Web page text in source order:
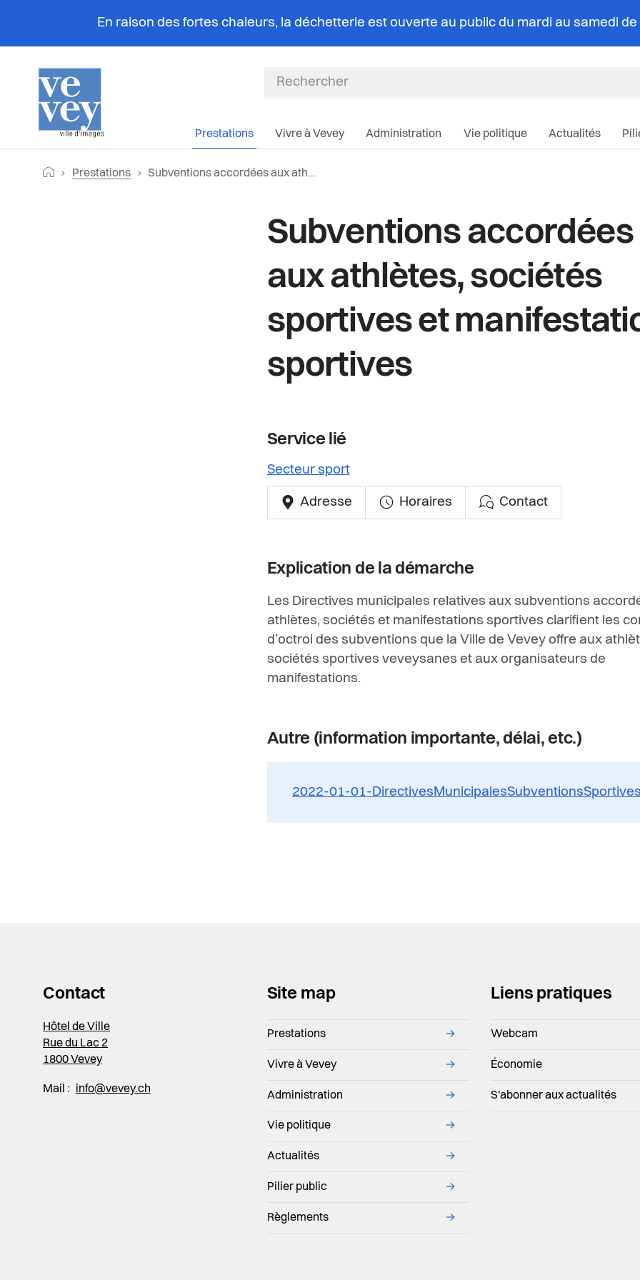
En raison des fortes chaleurs, la déchetterie est ouverte au public du mardi au samedi de
Prestations Vivre à Vevey Administration Vie politique Actualités
FilRetourner vers la page d'accueil
Prestations Page actuelle:
Subventions accordées aux athlètes, sociétés sportives et manifestations sportives
Subventions accordées
aux athlètes, sociétés
sportives et
sportives
Service lié
Secteur sport
Adresse Horaires Contact
Explication de la démarche
Les Directives municipales relatives aux subventions
athlètes, sociétés et manifestations sportives clarifient les
d’octroi des subventions que la Ville de Vevey offre aux
sociétés sportives veveysanes et aux organisateurs de
manifestations.
Autre (information importante, délai, etc.)
2022-01-01-
Contact
Hôtel de Ville
Rue du Lac 2
1800 Vevey
Mail : info@vevey.ch
Site map
Prestations →
Vivre à Vevey →
Administration →
Vie politique →
Actualités →
Pilier public →
Règlements →
Liens pratiques
Webcam
Économie
S'abonner aux actualités